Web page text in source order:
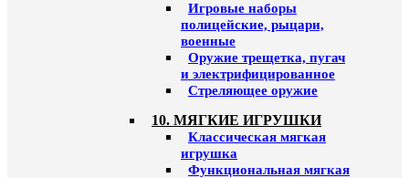
Игровые наборы
полицейские, рыцари,
военные
Оружие трещетка, пугач
и электрифицированное
Стреляющее оружие
10. МЯГКИЕ ИГРУШКИ
Классическая мягкая
игрушка
Функциональная мягкая